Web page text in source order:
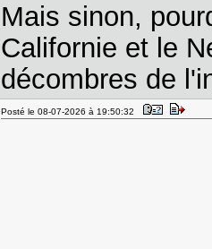
Mais sinon,
Californie et le
décombres de
Posté le 08-07-2026 à 19:50:32